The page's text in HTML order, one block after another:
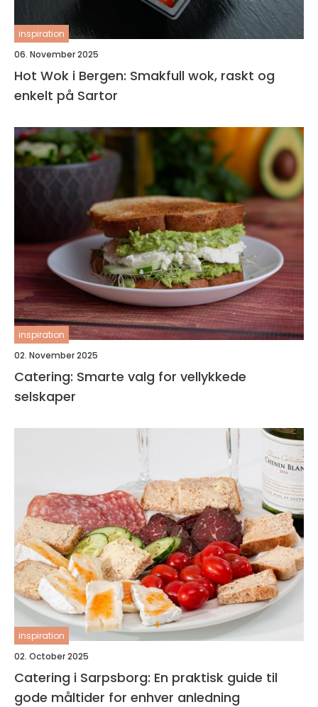
inspiration
06. November 2025
Hot Wok i Bergen: Smakfull wok, raskt og
enkelt på Sartor
inspiration
02. November 2025
Catering: Smarte valg for vellykkede
selskaper
inspiration
02. October 2025
Catering i Sarpsborg: En praktisk guide til
gode måltider for enhver anledning